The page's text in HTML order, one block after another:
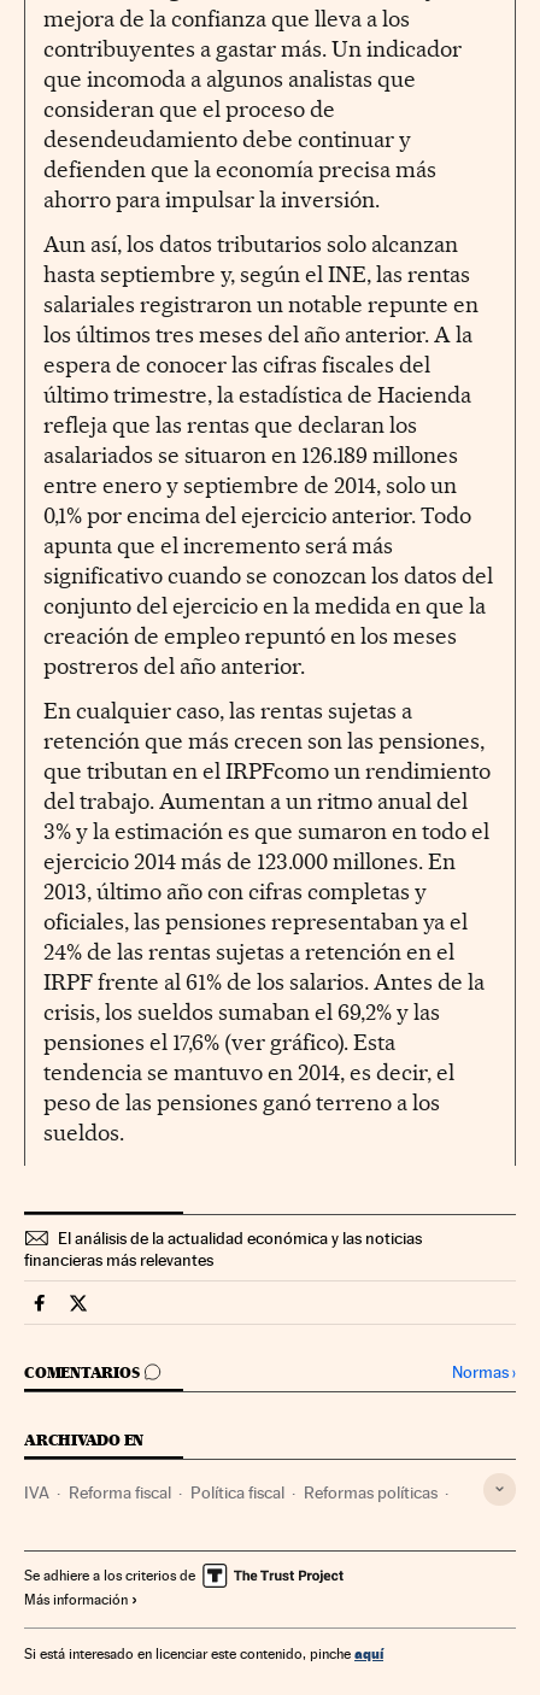
mejora de la confianza que lleva a los
contribuyentes a gastar más. Un indicador
que incomoda a algunos analistas que
consideran que el proceso de
desendeudamiento debe continuar y
defienden que la economía precisa más
ahorro para impulsar la inversión.
Aun así, los datos tributarios solo alcanzan
hasta septiembre y, según el INE, las rentas
salariales registraron un notable repunte en
los últimos tres meses del año anterior. A la
espera de conocer las cifras fiscales del
último trimestre, la estadística de Hacienda
refleja que las rentas que declaran los
asalariados se situaron en 126.189 millones
entre enero y septiembre de 2014, solo un
0,1% por encima del ejercicio anterior. Todo
apunta que el incremento será más
significativo cuando se conozcan los datos del
conjunto del ejercicio en la medida en que la
creación de empleo repuntó en los meses
postreros del año anterior.
En cualquier caso, las rentas sujetas a
retención que más crecen son las pensiones,
que tributan en el IRPFcomo un rendimiento
del trabajo. Aumentan a un ritmo anual del
3% y la estimación es que sumaron en todo el
ejercicio 2014 más de 123.000 millones. En
2013, último año con cifras completas y
oficiales, las pensiones representaban ya el
24% de las rentas sujetas a retención en el
IRPF frente al 61% de los salarios. Antes de la
crisis, los sueldos sumaban el 69,2% y las
pensiones el 17,6% (ver gráfico). Esta
tendencia se mantuvo en 2014, es decir, el
peso de las pensiones ganó terreno a los
sueldos.
El análisis de la actualidad económica y las noticias
financieras más relevantes
Economia Cinco Días en Facebook
Economia Cinco Días en Twitter
COMENTARIOS
IR A LOS COMENTARIOS Normas›
ARCHIVADO EN
IVA Reforma fiscal Política fiscal Reformas políticas
Política económica Tributos Déficit público
Se adhiere a los criterios de
Más información
Si está interesado en licenciar este contenido, pinche aquí